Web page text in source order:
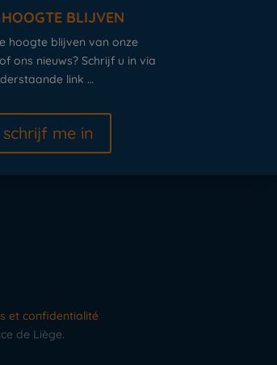
BLIJVEN
hoogte blijven van onze
ons nieuws? Schrijf u in via
link …
schrijf me in
et confidentialité
de Liège.